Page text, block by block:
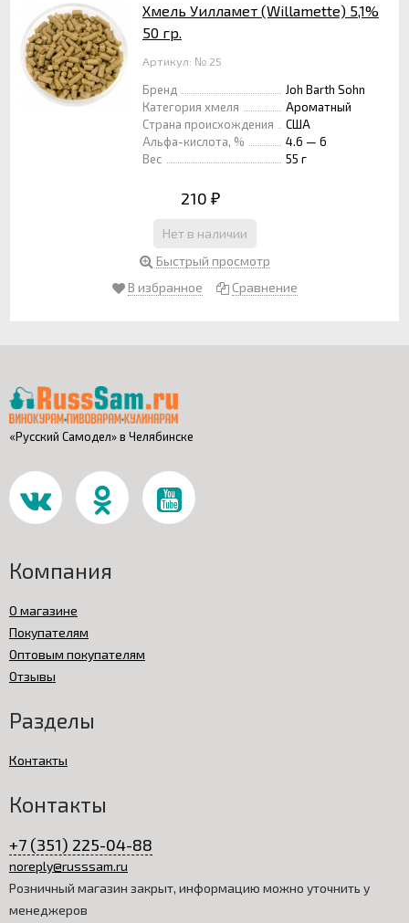
Хмель Уилламет (Willamette) 5,1%
50 гр.
Артикул: № 25
Бренд
Joh Barth Sohn
Категория хмеля
Ароматный
Страна происхождения
США
Альфа-кислота, %
4.6 — 6
Вес
55 г
210 ₽
Нет в наличии
Быстрый просмотр
В избранное
Сравнение
«Русский Самодел» в Челябинске
Компания
О магазине
Покупателям
Оптовым покупателям
Отзывы
Разделы
Контакты
Контакты
+7 (351) 225-04-88
noreply@russsam.ru
Розничный магазин закрыт, информацию можно уточнить у
менеджеров